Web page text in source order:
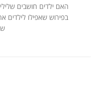
האם ילדים חושבים
בפירוש שאפילו לילדים